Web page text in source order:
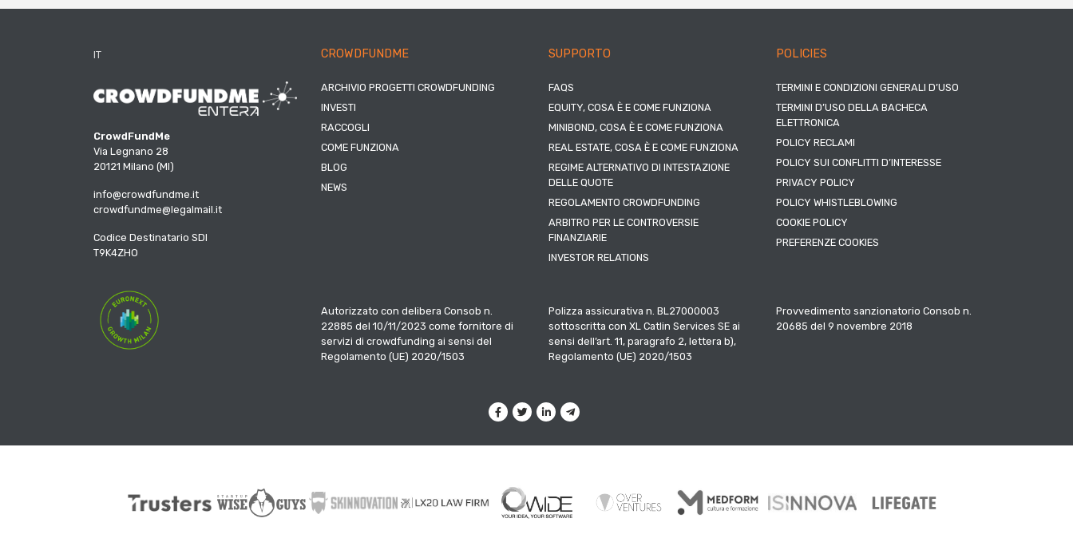
IT
CrowdFundMe
Via Legnano 28
20121 Milano (MI)
info@crowdfundme.it
crowdfundme@legalmail.it
Codice Destinatario SDI
T9K4ZHO
CROWDFUNDME
ARCHIVIO PROGETTI CROWDFUNDING
INVESTI
RACCOGLI
COME FUNZIONA
BLOG
NEWS
SUPPORTO
FAQS
EQUITY, COSA È E COME FUNZIONA
MINIBOND, COSA È E COME FUNZIONA
REAL ESTATE, COSA È E COME FUNZIONA
REGIME ALTERNATIVO DI INTESTAZIONE
DELLE QUOTE
REGOLAMENTO CROWDFUNDING
ARBITRO PER LE CONTROVERSIE
FINANZIARIE
INVESTOR RELATIONS
POLICIES
TERMINI E CONDIZIONI GENERALI D’USO
TERMINI D’USO DELLA BACHECA
ELETTRONICA
POLICY RECLAMI
POLICY SUI CONFLITTI D’INTERESSE
PRIVACY POLICY
POLICY WHISTLEBLOWING
COOKIE POLICY
PREFERENZE COOKIES
Autorizzato con delibera Consob n.
22885 del 10/11/2023 come fornitore di
servizi di crowdfunding ai sensi del
Regolamento (UE) 2020/1503
Polizza assicurativa n. BL27000003
sottoscritta con XL Catlin Services SE ai
sensi dell’art. 11, paragrafo 2, lettera b),
Regolamento (UE) 2020/1503
Provvedimento sanzionatorio Consob n.
20685 del 9 novembre 2018